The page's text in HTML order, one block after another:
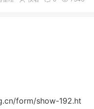
form/show-192.ht